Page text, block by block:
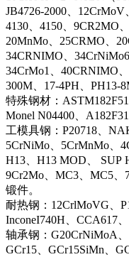
JB4726-2000、12CrMoV
4130、4150、9CR2MO
20MnMo、25CRMO、
34CRNIMO、
34CrMo1、40CRNIMO
300M、17-4PH、PH13-
特殊钢材：ASTM182F51
Monel N04400、
工模具钢：P20718、
5CrNiMo、5CrMnMo、
H13、H13 MOD、 SUP
9Cr2Mo、MC3、MC5、
锻件。
耐热钢：12CrlMoVG、
InconeI740H、CCA617
轴承钢：G20CrNiMoA
GCr15、GCr15SiMn、